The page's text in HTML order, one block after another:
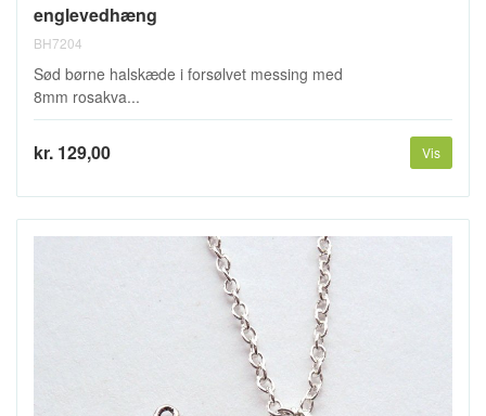
englevedhæng
BH7204
Sød børne halskæde i forsølvet messing med
8mm rosakva...
kr. 129,00 Vis